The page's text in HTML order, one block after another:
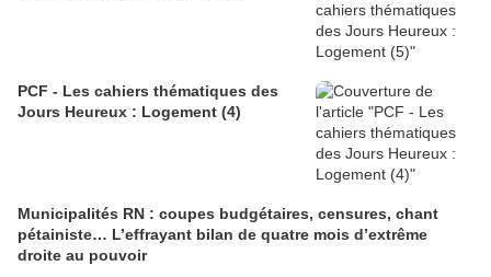
PCF - Les cahiers thématiques des
Jours Heureux : Logement (4)
Municipalités RN : coupes budgétaires, censures, chant
pétainiste… L’effrayant bilan de quatre mois d’extrême
droite au pouvoir